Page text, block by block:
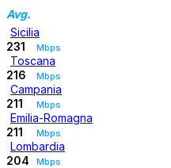
Avg.
Sicilia
231
Mbps
Toscana
216
Mbps
Campania
211
Mbps
Emilia-Romagna
211
Mbps
Lombardia
204
Mbps